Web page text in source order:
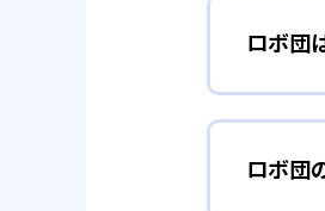
一般的
費を気
ロボ団
年長か
ロボ団